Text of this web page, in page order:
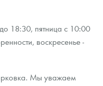
18:30, пятница с 10:00
воскресенье -
Мы уважаем